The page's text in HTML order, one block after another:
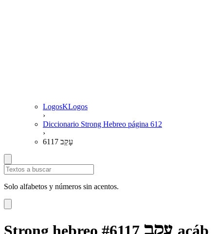
LogosKLogos
›
Diccionario Strong Hebreo página 612
›
6117 עָקַב
Solo alfabetos y números sin acentos.